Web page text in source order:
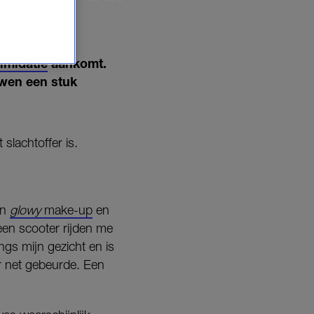
aankomt.
een stuk
slachtoffer is.
glowymake-up en
scooter rijden me
mijn gezicht en is
gebeurde. Een